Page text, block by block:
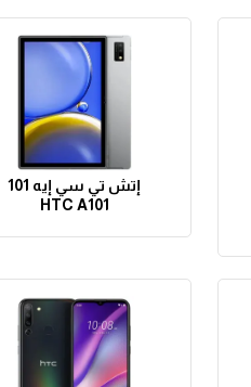
إتش تي سي إيه 101
HTC A101